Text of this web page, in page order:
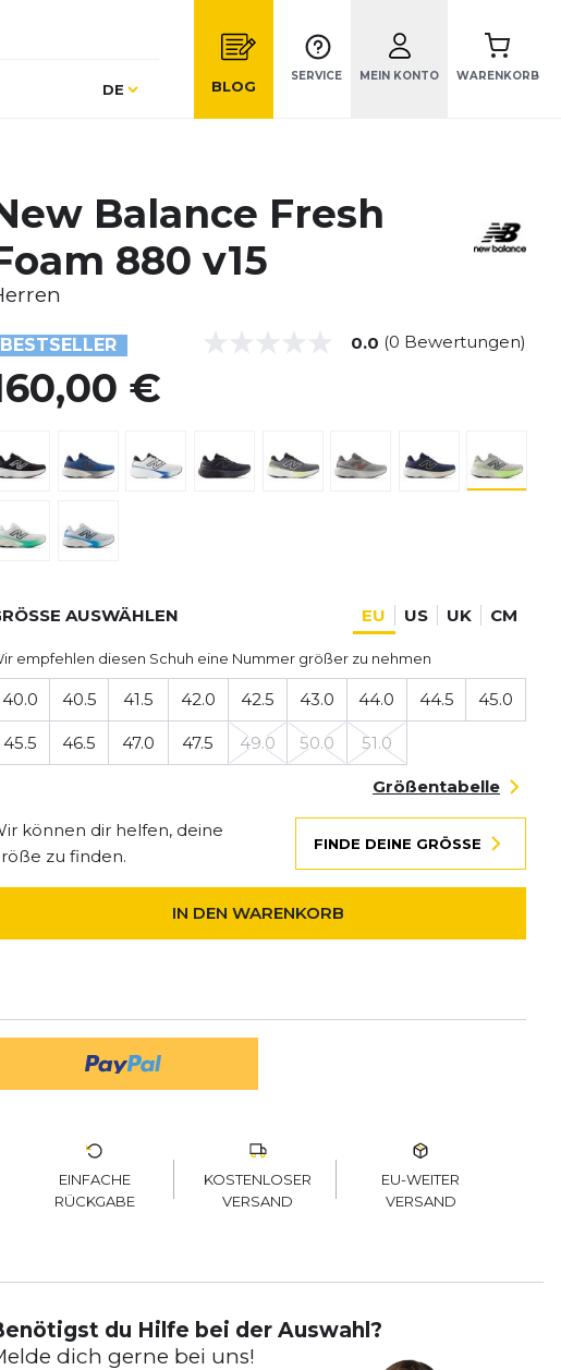
Sprache
DE BLOG
SERVICE MEIN KONTO WARENKORB
Balance Fresh
880 v15
BESTSELLER 0.0 (0 Bewertungen)
€
AUSWÄHLEN EU US UK CM
empfehlen diesen Schuh eine Nummer größer zu nehmen
40.0 40.5 41.5 42.0 42.5 43.0 44.0 44.5 45.0
45.5 46.5 47.0 47.5 49.0 50.0 51.0
Größentabelle
können dir helfen, deine
zu finden.
FINDE DEINE GRÖSSE
IN DEN WARENKORB
EINFACHE
RÜCKGABE
KOSTENLOSER
VERSAND
EU-WEITER
VERSAND
du Hilfe bei der Auswahl?
dich gerne bei uns!